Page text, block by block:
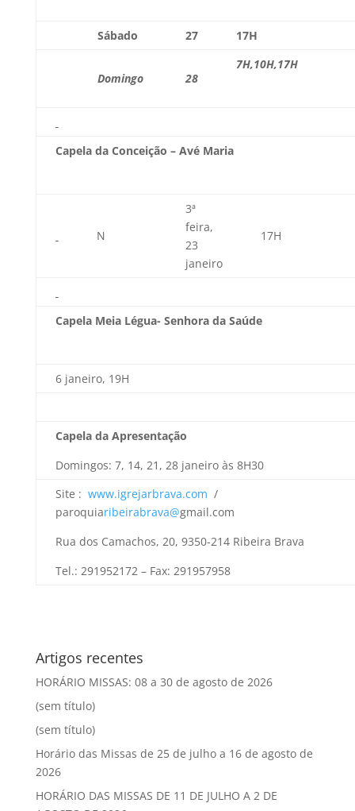
Sábado 27 17H
Domingo 28
7H,10H,17H
Capela da Conceição – Avé Maria
N
3ª
feira,
23
janeiro
17H
Capela Meia Légua- Senhora da Saúde
6 janeiro, 19H
Capela da Apresentação
Domingos: 7, 14, 21, 28 janeiro às 8H30
Site : www.igrejarbrava.com /
paroquiaribeirabrava@gmail.com
Rua dos Camachos, 20, 9350-214 Ribeira Brava
Tel.: 291952172 – Fax: 291957958
Artigos recentes
HORÁRIO MISSAS: 08 a 30 de agosto de 2026
(sem título)
(sem título)
Horário das Missas de 25 de julho a 16 de agosto de
2026
HORÁRIO DAS MISSAS DE 11 DE JULHO A 2 DE